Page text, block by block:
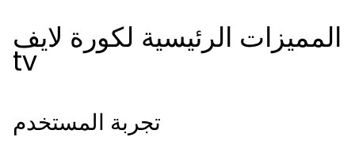
المميزات الرئيسية لكورة لايف
tv
تجربة المستخدم